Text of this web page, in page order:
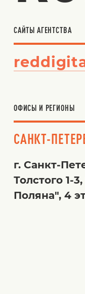
САЙТЫ АГЕНТСТВА
ОФИСЫ И РЕГИОНЫ
САНКТ-
г. Санкт-
Толстого 1-
Поляна", 4